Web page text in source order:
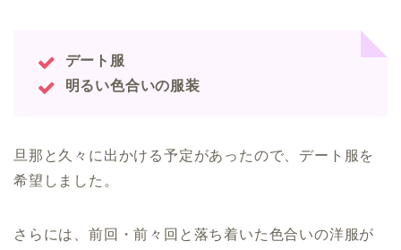
デート服
明るい色合いの服装
旦那と久々に出かける予定があったので、デート服を
希望しました。
さらには、前回・前々回と落ち着いた色合いの洋服が